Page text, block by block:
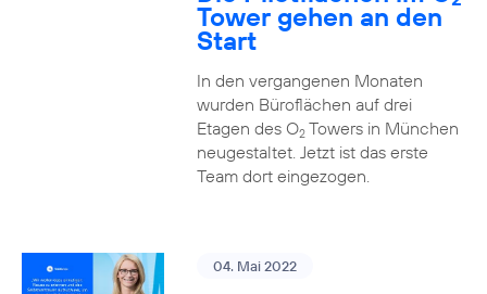
Tower gehen an den
Start
In den vergangenen Monaten
wurden Büroflächen auf drei
Etagen des O2Towers in München
neugestaltet. Jetzt ist das erste
Team dort eingezogen.
04. Mai 2022